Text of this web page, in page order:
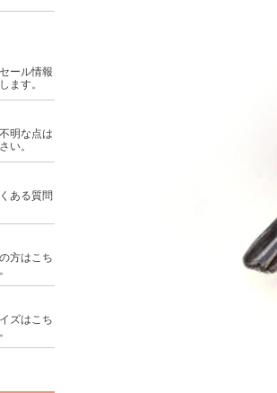
ール情報
ます。
明な点は
い。
ある質問
方はこち
ズはこち